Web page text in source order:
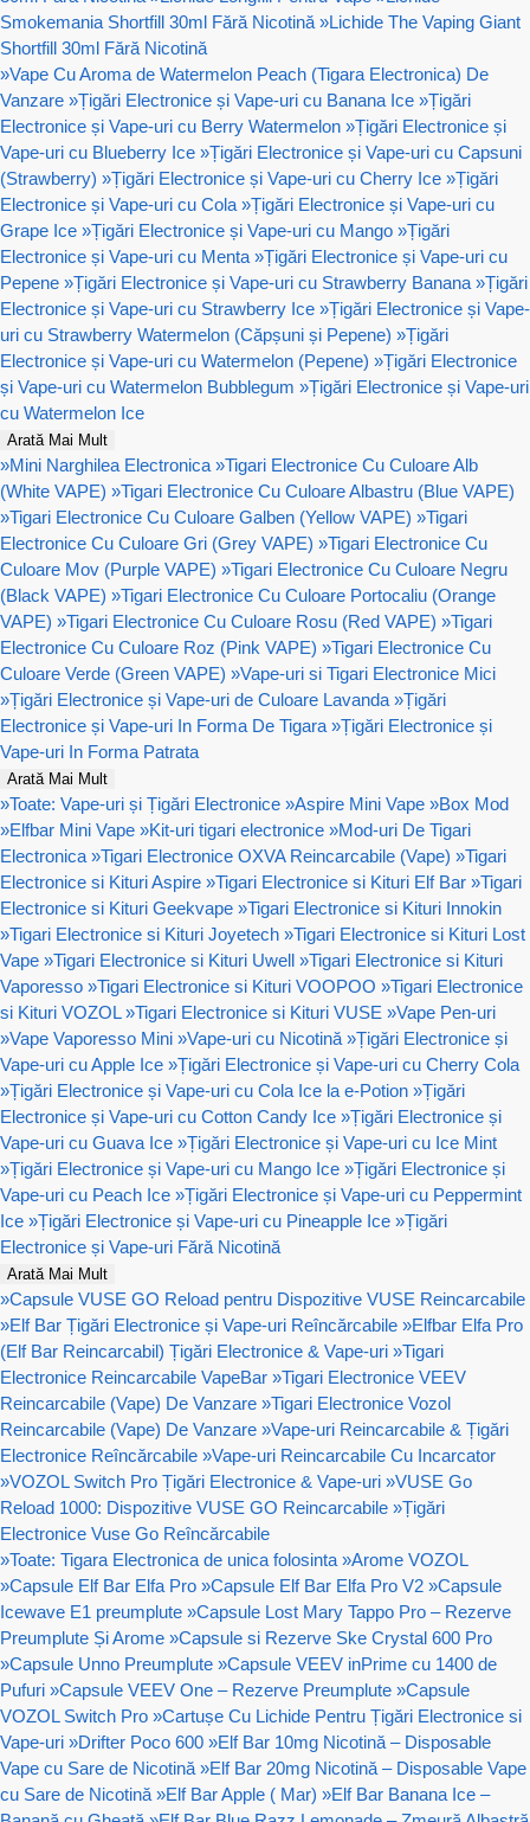
Smokemania Shortfill 30ml Fără Nicotină »Lichide The Vaping Giant
Shortfill 30ml Fără Nicotină
»Vape Cu Aroma de Watermelon Peach (Tigara Electronica) De
Vanzare »Țigări Electronice și Vape-uri cu Banana Ice »Țigări
Electronice și Vape-uri cu Berry Watermelon »Țigări Electronice și
Vape-uri cu Blueberry Ice »Țigări Electronice și Vape-uri cu Capsuni
(Strawberry) »Țigări Electronice și Vape-uri cu Cherry Ice »Țigări
Electronice și Vape-uri cu Cola »Țigări Electronice și Vape-uri cu
Grape Ice »Țigări Electronice și Vape-uri cu Mango »Țigări
Electronice și Vape-uri cu Menta »Țigări Electronice și Vape-uri cu
Pepene »Țigări Electronice și Vape-uri cu Strawberry Banana »Țigări
Electronice și Vape-uri cu Strawberry Ice »Țigări Electronice și Vape-
uri cu Strawberry Watermelon (Căpșuni și Pepene) »Țigări
Electronice și Vape-uri cu Watermelon (Pepene) »Țigări Electronice
și Vape-uri cu Watermelon Bubblegum »Țigări Electronice și Vape-uri
cu Watermelon Ice
Arată Mai Mult
»Mini Narghilea Electronica »Tigari Electronice Cu Culoare Alb
(White VAPE) »Tigari Electronice Cu Culoare Albastru (Blue VAPE)
»Tigari Electronice Cu Culoare Galben (Yellow VAPE) »Tigari
Electronice Cu Culoare Gri (Grey VAPE) »Tigari Electronice Cu
Culoare Mov (Purple VAPE) »Tigari Electronice Cu Culoare Negru
(Black VAPE) »Tigari Electronice Cu Culoare Portocaliu (Orange
VAPE) »Tigari Electronice Cu Culoare Rosu (Red VAPE) »Tigari
Electronice Cu Culoare Roz (Pink VAPE) »Tigari Electronice Cu
Culoare Verde (Green VAPE) »Vape-uri si Tigari Electronice Mici
»Țigări Electronice și Vape-uri de Culoare Lavanda »Țigări
Electronice și Vape-uri In Forma De Tigara »Țigări Electronice și
Vape-uri In Forma Patrata
Arată Mai Mult
»Toate: Vape-uri și Țigări Electronice »Aspire Mini Vape »Box Mod
»Elfbar Mini Vape »Kit-uri tigari electronice »Mod-uri De Tigari
Electronica »Tigari Electronice OXVA Reincarcabile (Vape) »Tigari
Electronice si Kituri Aspire »Tigari Electronice si Kituri Elf Bar »Tigari
Electronice si Kituri Geekvape »Tigari Electronice si Kituri Innokin
»Tigari Electronice si Kituri Joyetech »Tigari Electronice si Kituri Lost
Vape »Tigari Electronice si Kituri Uwell »Tigari Electronice si Kituri
Vaporesso »Tigari Electronice si Kituri VOOPOO »Tigari Electronice
si Kituri VOZOL »Tigari Electronice si Kituri VUSE »Vape Pen-uri
»Vape Vaporesso Mini »Vape-uri cu Nicotină »Țigări Electronice și
Vape-uri cu Apple Ice »Țigări Electronice și Vape-uri cu Cherry Cola
»Țigări Electronice și Vape-uri cu Cola Ice la e-Potion »Țigări
Electronice și Vape-uri cu Cotton Candy Ice »Țigări Electronice și
Vape-uri cu Guava Ice »Țigări Electronice și Vape-uri cu Ice Mint
»Țigări Electronice și Vape-uri cu Mango Ice »Țigări Electronice și
Vape-uri cu Peach Ice »Țigări Electronice și Vape-uri cu Peppermint
Ice »Țigări Electronice și Vape-uri cu Pineapple Ice »Țigări
Electronice și Vape-uri Fără Nicotină
Arată Mai Mult
»Capsule VUSE GO Reload pentru Dispozitive VUSE Reincarcabile
»Elf Bar Țigări Electronice și Vape-uri Reîncărcabile »Elfbar Elfa Pro
(Elf Bar Reincarcabil) Țigări Electronice & Vape-uri »Tigari
Electronice Reincarcabile VapeBar »Tigari Electronice VEEV
Reincarcabile (Vape) De Vanzare »Tigari Electronice Vozol
Reincarcabile (Vape) De Vanzare »Vape-uri Reincarcabile & Țigări
Electronice Reîncărcabile »Vape-uri Reincarcabile Cu Incarcator
»VOZOL Switch Pro Țigări Electronice & Vape-uri »VUSE Go
Reload 1000: Dispozitive VUSE GO Reincarcabile »Țigări
Electronice Vuse Go Reîncărcabile
»Toate: Tigara Electronica de unica folosinta »Arome VOZOL
»Capsule Elf Bar Elfa Pro »Capsule Elf Bar Elfa Pro V2 »Capsule
Icewave E1 preumplute »Capsule Lost Mary Tappo Pro – Rezerve
Preumplute Și Arome »Capsule si Rezerve Ske Crystal 600 Pro
»Capsule Unno Preumplute »Capsule VEEV inPrime cu 1400 de
Pufuri »Capsule VEEV One – Rezerve Preumplute »Capsule
VOZOL Switch Pro »Cartușe Cu Lichide Pentru Țigări Electronice si
Vape-uri »Drifter Poco 600 »Elf Bar 10mg Nicotină – Disposable
Vape cu Sare de Nicotină »Elf Bar 20mg Nicotină – Disposable Vape
cu Sare de Nicotină »Elf Bar Apple ( Mar) »Elf Bar Banana Ice –